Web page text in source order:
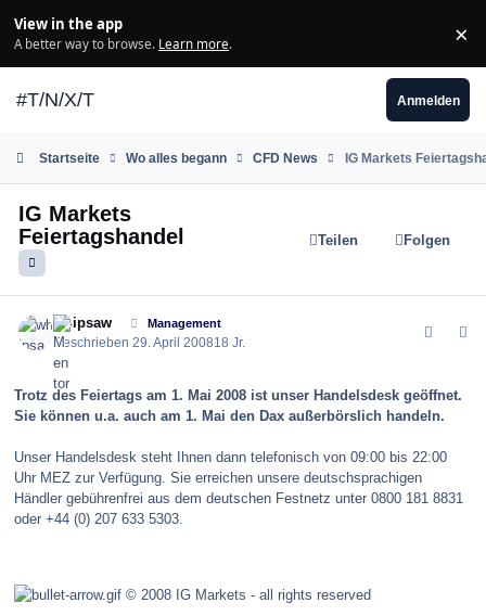
View in the app
A better way to browse. Learn more. ×
#T/N/X/T Anmelden
Startseite Wo alles begann CFD News IG Markets
IG Markets
Feiertagshandel
Teilen Folgen
whipsaw Management
Geschrieben29. April 200818 Jr.
Trotz des Feiertags am 1. Mai 2008 ist unser Handelsdesk geöffnet.
Sie können u.a. auch am 1. Mai den Dax außerbörslich handeln.
Unser Handelsdesk steht Ihnen dann telefonisch von 09:00 bis 22:00
Uhr MEZ zur Verfügung. Sie erreichen unsere deutschsprachigen
Händler gebührenfrei aus dem deutschen Festnetz unter 0800 181 8831
oder +44 (0) 207 633 5303.
© 2008 IG Markets - all rights reserved